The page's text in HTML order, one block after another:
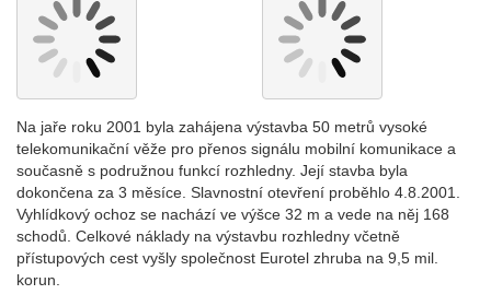
Na jaře roku 2001 byla zahájena výstavba 50 metrů vysoké
telekomunikační věže pro přenos signálu mobilní komunikace a
současně s podružnou funkcí rozhledny. Její stavba byla
dokončena za 3 měsíce. Slavnostní otevření proběhlo 4.8.2001.
Vyhlídkový ochoz se nachází ve výšce 32 m a vede na něj 168
schodů. Celkové náklady na výstavbu rozhledny včetně
přístupových cest vyšly společnost Eurotel zhruba na 9,5 mil.
korun.